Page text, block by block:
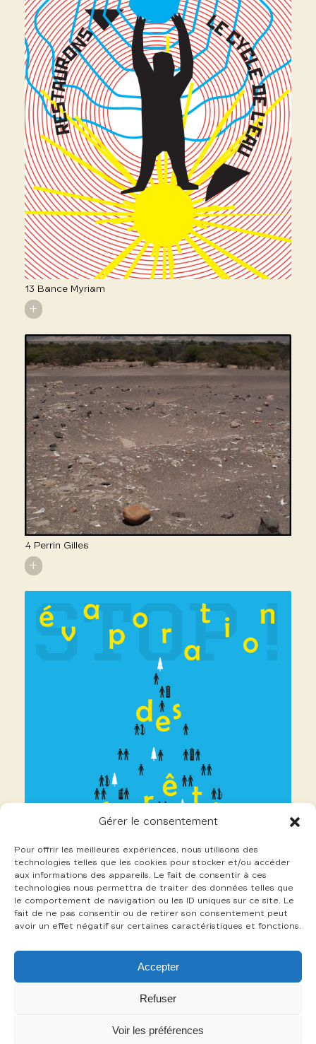
Gérer le consentement
Pour offrir les meilleures expériences, nous utilisons des
technologies telles que les cookies pour stocker et/ou accéder
aux informations des appareils. Le fait de consentir à ces
technologies nous permettra de traiter des données telles que
le comportement de navigation ou les ID uniques sur ce site. Le
fait de ne pas consentir ou de retirer son consentement peut
avoir un effet négatif sur certaines caractéristiques et fonctions.
Accepter
Refuser
Voir les préférences
13 Bance Myriam
+
4 Perrin Gilles
+
16 Pierron Aurélien